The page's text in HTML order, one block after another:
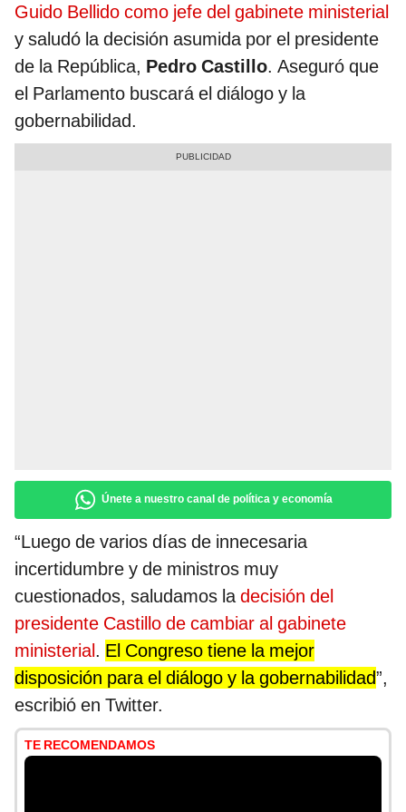
Guido Bellido como jefe del gabinete ministerial
y saludó la decisión asumida por el presidente
de la República, Pedro Castillo. Aseguró que
el Parlamento buscará el diálogo y la
gobernabilidad.
Únete a nuestro canal de política y economía
“Luego de varios días de innecesaria
incertidumbre y de ministros muy
cuestionados, saludamos ladecisión del
presidente Castillo de cambiar al gabinete
ministerial. El Congreso tiene la mejor
disposición para el diálogo y la gobernabilidad”,
escribió en Twitter.
TE RECOMENDAMOS